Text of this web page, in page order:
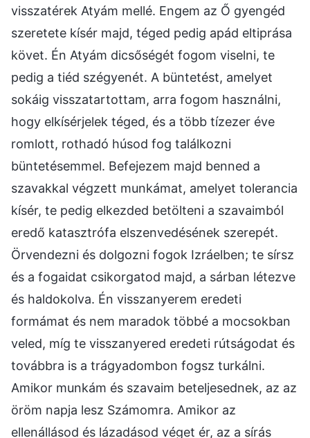
visszatérek Atyám mellé. Engem az Ő gyengéd
szeretete kísér majd, téged pedig apád eltiprása
követ. Én Atyám dicsőségét fogom viselni, te
pedig a tiéd szégyenét. A büntetést, amelyet
sokáig visszatartottam, arra fogom használni,
hogy elkísérjelek téged, és a több tízezer éve
romlott, rothadó húsod fog találkozni
büntetésemmel. Befejezem majd benned a
szavakkal végzett munkámat, amelyet tolerancia
kísér, te pedig elkezded betölteni a szavaimból
eredő katasztrófa elszenvedésének szerepét.
Örvendezni és dolgozni fogok Izráelben; te sírsz
és a fogaidat csikorgatod majd, a sárban létezve
és haldokolva. Én visszanyerem eredeti
formámat és nem maradok többé a mocsokban
veled, míg te visszanyered eredeti rútságodat és
továbbra is a trágyadombon fogsz turkálni.
Amikor munkám és szavaim beteljesednek, az az
öröm napja lesz Számomra. Amikor az
ellenállásod és lázadásod véget ér, az a sírás